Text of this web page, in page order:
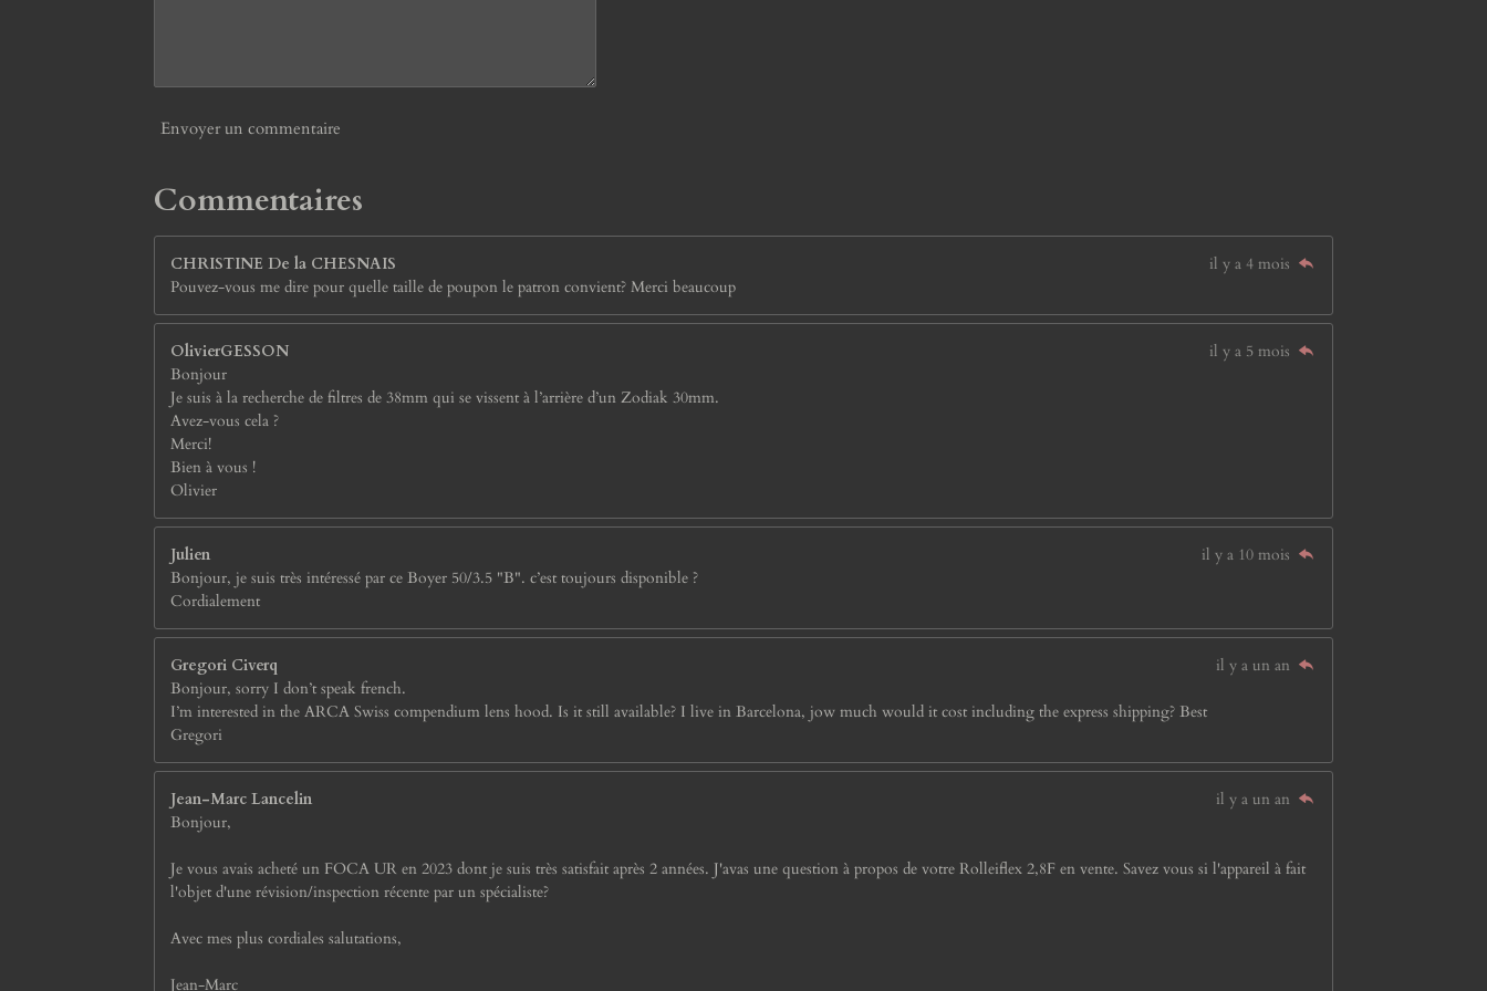
Envoyer un commentaire
Commentaires
CHRISTINE De la CHESNAIS
il y a 4 mois
Pouvez-vous me dire pour quelle taille de poupon le patron convient? Merci beaucoup
OlivierGESSON
il y a 5 mois
Bonjour
Je suis à la recherche de filtres de 38mm qui se vissent à l’arrière d’un Zodiak 30mm.
Avez-vous cela ?
Merci!
Bien à vous !
Olivier
Julien
il y a 10 mois
Bonjour, je suis très intéressé par ce Boyer 50/3.5 "B". c’est toujours disponible ?
Cordialement
Gregori Civerq
il y a un an
Bonjour, sorry I don’t speak french.
I’m interested in the ARCA Swiss compendium lens hood. Is it still available? I live in Barcelona, jow much would it cost including the express shipping? Best
Gregori
Jean-Marc Lancelin
il y a un an
Bonjour,
Je vous avais acheté un FOCA UR en 2023 dont je suis très satisfait après 2 années. J'avas une question à propos de votre Rolleiflex 2,8F en vente. Savez vous si l'appareil à fait
l'objet d'une révision/inspection récente par un spécialiste?
Avec mes plus cordiales salutations,
Jean-Marc